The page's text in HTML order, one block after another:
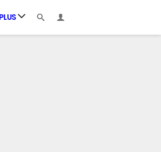
PLUS